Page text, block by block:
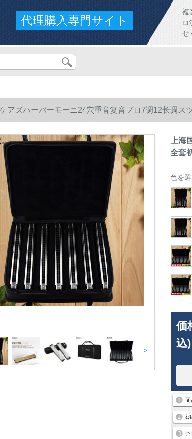
代理購入専門サイト
複
ロ
せ
アズハーバーモーニ24穴重音复音プロ7调12长调ス
>
上海
全套
色を選
価
込)